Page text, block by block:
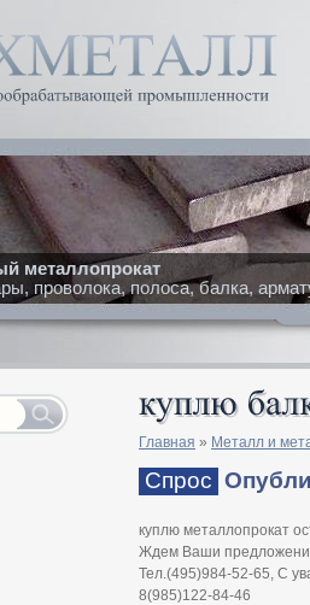
металлопрокат
проволока, полоса, балка,
Главная » Металл и
Спрос
куплю металлопрокат
Ждем Ваши
Тел.(495)984-52-65, С
8(985)122-84-46